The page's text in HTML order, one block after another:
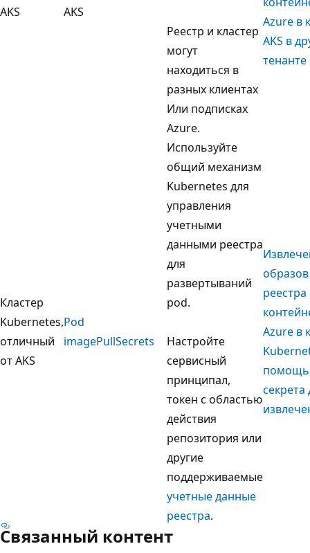
AKS
AKS
Реестр и кластер
могут
находиться в
разных клиентах
Или подписках
Azure.
Azure в
AKS в
тенанте
Кластер
Kubernetes,
отличный
от AKS
Pod
imagePullSecrets
Используйте
общий механизм
Kubernetes для
управления
учетными
данными реестра
для
развертываний
pod.
Настройте
сервисный
принципал,
токен с областью
действия
репозитория или
другие
поддерживаемые
учетные данные
реестра.
реестра
Azure в
секрета
Связанный контент